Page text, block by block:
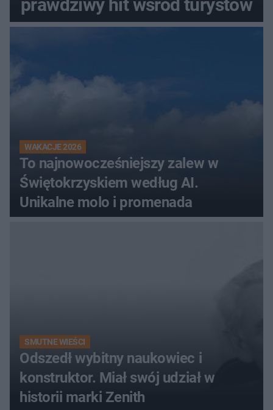
prawdziwy hit wśród turystów
WAKACJE 2026
To najnowocześniejszy zalew w
Świętokrzyskiem według AI.
Unikalne molo i promenada
SMUTNE WIEŚCI
Odszedł wybitny naukowiec i
konstruktor. Miał swój udział w
historii marki Zenith